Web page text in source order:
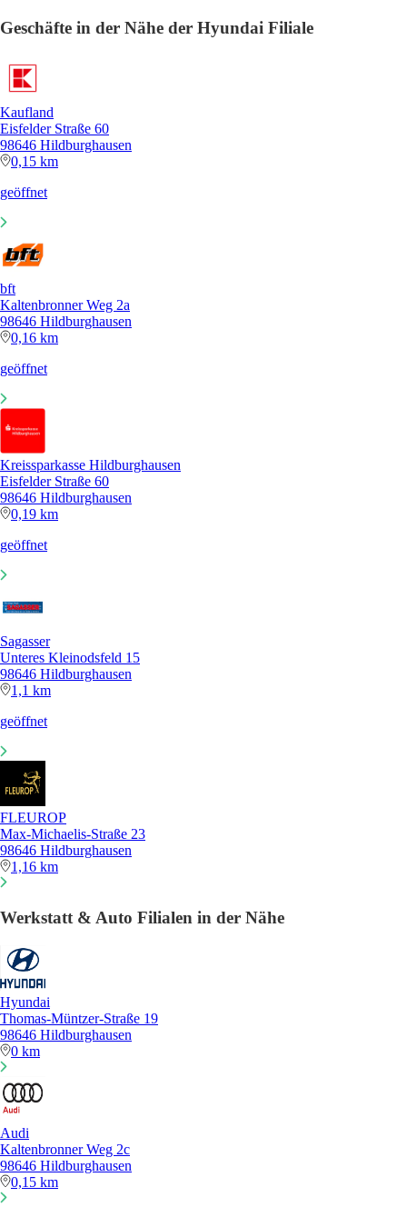
Geschäfte in der Nähe der Hyundai Filiale
Kaufland
Eisfelder Straße 60
98646 Hildburghausen
0,15 km
geöffnet
bft
Kaltenbronner Weg 2a
98646 Hildburghausen
0,16 km
geöffnet
Kreissparkasse Hildburghausen
Eisfelder Straße 60
98646 Hildburghausen
0,19 km
geöffnet
Sagasser
Unteres Kleinodsfeld 15
98646 Hildburghausen
1,1 km
geöffnet
FLEUROP
Max-Michaelis-Straße 23
98646 Hildburghausen
1,16 km
Werkstatt & Auto Filialen in der Nähe
Hyundai
Thomas-Müntzer-Straße 19
98646 Hildburghausen
0 km
Audi
Kaltenbronner Weg 2c
98646 Hildburghausen
0,15 km